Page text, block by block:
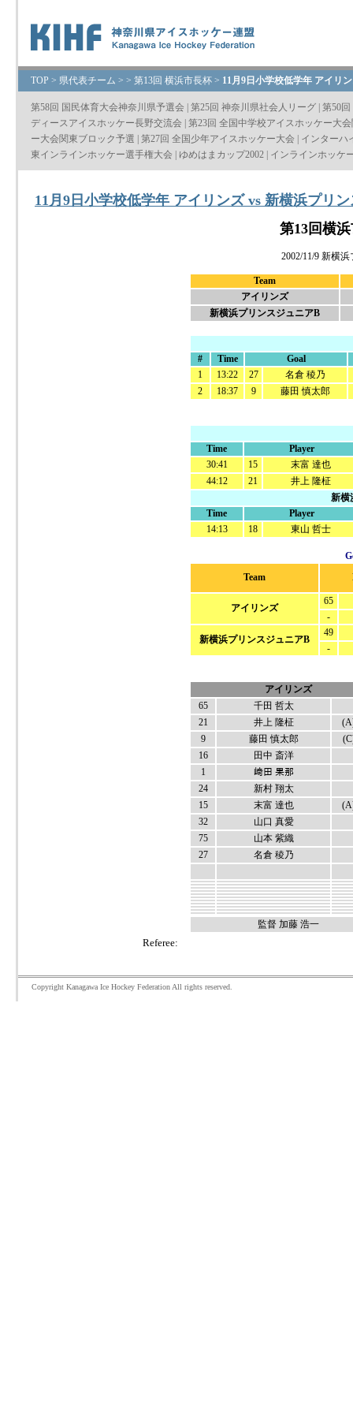
TOP > 県代表チーム > > 第13回 横浜市長杯 > 11月9日小学校低学年 アイリ
第58回 国民体育大会神奈川県予選会 | 第25回 神奈川県社会人リーグ | 第50
ディースアイスホッケー長野交流会 | 第23回 全国中学校アイスホッケー大
ー大会関東ブロック予選 | 第27回 全国少年アイスホッケー大会 | インターハ
東インラインホッケー選手権大会 | ゆめはまカップ2002 | インラインホッケ
11月9日小学校低学年 アイリンズ vs 新横浜プリ
第13回横
2002/11/9 新横
Team
アイリンズ
新横浜プリンスジュニアB
# Time
Goal
1
13:22 27
名倉 稜乃
2
18:37 9 藤田 慎太郎
Time
Player
30:41
15
末富 達也
44:12
21
井上 隆柾
新横
Time
Player
14:13
18 東山 哲士
Team
アイリンズ
65
-
新横浜プリンスジュニアB
49
-
アイリンズ
65
千田 哲太
21
井上 隆柾
9
藤田 慎太郎
16
田中 斎洋
1
﨑田 果那
24
新村 翔太
15
末富 達也
32
山口 真愛
75
山本 紫織
27
名倉 稜乃
監督 加藤 浩一
Referee:
Copyright Kanagawa Ice Hockey Federation All rights reserved.